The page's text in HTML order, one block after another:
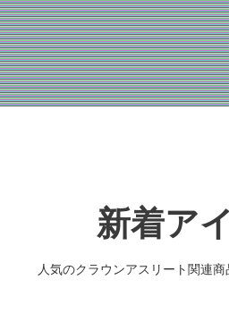
新着ア
人気のクラウンアスリート関連